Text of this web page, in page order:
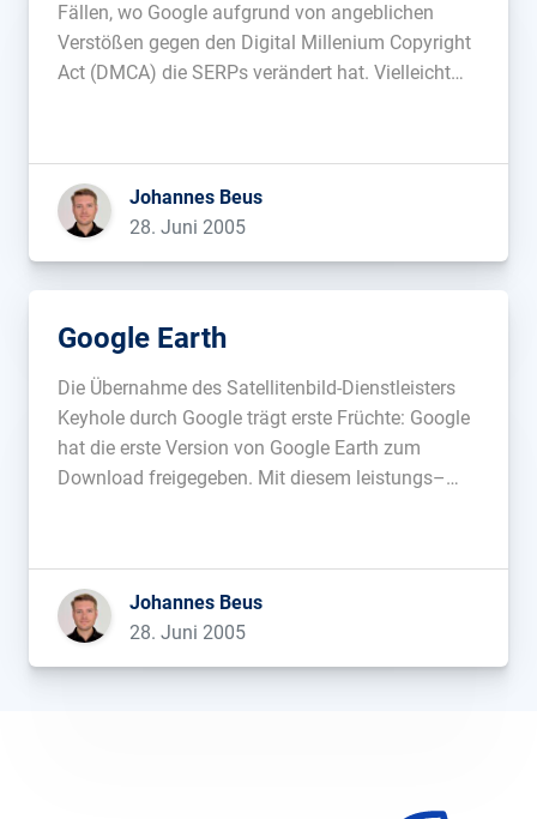
Fällen, wo Google aufgrund von angeblichen
Verstößen gegen den Digital Millenium Copyright
Act (DMCA) die SERPs verändert hat. Vielleicht
Johannes Beus
28. Juni 2005
Google Earth
Die Übernahme des Satellitenbild-Dienstleisters
Keyhole durch Google trägt erste Früchte: Google
hat die erste Version von Google Earth zum
Download freigegeben. Mit diesem leistungs–
sind USA, Kanada und Groß-Britannien verfügbar.
Update: Eine Gallerie mit sehenswerten Bildern
aus Google-Earth gabt es […]...
Johannes Beus
28. Juni 2005